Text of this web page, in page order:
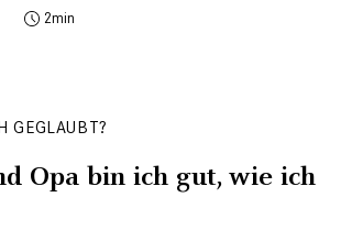
2
GEGLAUBT?
Opa bin ich gut, wie ich